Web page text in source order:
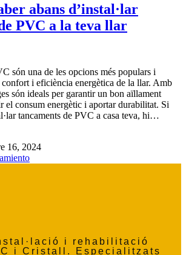
abans d’instal·lar
PVC a la teva llar
són una de les opcions més populars i
i eficiència energètica de la llar. Amb
són ideals per garantir un bon aïllament
el consum energètic i aportar durabilitat. Si
tancaments de PVC a casa teva, hi…
16, 2024
i rehabilitació
i Cristall. Especialitzats